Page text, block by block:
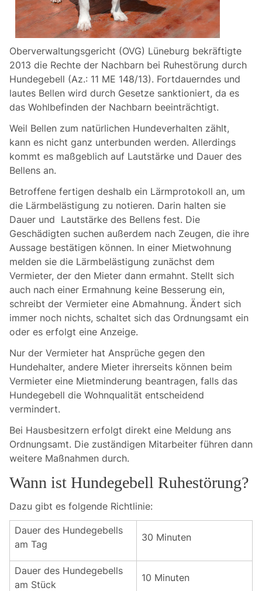
Oberverwaltungsgericht (OVG) Lüneburg bekräftigte
2013 die Rechte der Nachbarn bei Ruhestörung durch
Hundegebell (Az.: 11 ME 148/13). Fortdauerndes und
lautes Bellen wird durch Gesetze sanktioniert, da es
das Wohlbefinden der Nachbarn beeinträchtigt.
Weil Bellen zum natürlichen Hundeverhalten zählt,
kann es nicht ganz unterbunden werden. Allerdings
kommt es maßgeblich auf Lautstärke und Dauer des
Bellens an.
Betroffene fertigen deshalb ein Lärmprotokoll an, um
die Lärmbelästigung zu notieren. Darin halten sie
Dauer und Lautstärke des Bellens fest. Die
Geschädigten suchen außerdem nach Zeugen, die ihre
Aussage bestätigen können. In einer Mietwohnung
melden sie die Lärmbelästigung zunächst dem
Vermieter, der den Mieter dann ermahnt. Stellt sich
auch nach einer Ermahnung keine Besserung ein,
schreibt der Vermieter eine Abmahnung. Ändert sich
immer noch nichts, schaltet sich das Ordnungsamt ein
oder es erfolgt eine Anzeige.
Nur der Vermieter hat Ansprüche gegen den
Hundehalter, andere Mieter ihrerseits können beim
Vermieter eine Mietminderung beantragen, falls das
Hundegebell die Wohnqualität entscheidend
vermindert.
Bei Hausbesitzern erfolgt direkt eine Meldung ans
Ordnungsamt. Die zuständigen Mitarbeiter führen dann
weitere Maßnahmen durch.
Wann ist Hundegebell Ruhestörung?
Dazu gibt es folgende Richtlinie:
Dauer des Hundegebells
am Tag
30 Minuten
Dauer des Hundegebells
am Stück
10 Minuten